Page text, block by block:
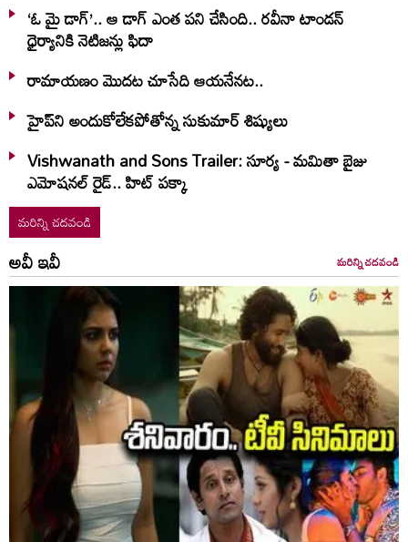
‘ఓ మై డాగ్’.. ఆ డాగ్ ఎంత పని చేసింది.. రవీనా టాండన్
ధైర్యానికి నెటిజన్లు ఫిదా
రామాయణం మొదట చూసేది ఆయనేనట..
హైప్‌ని అందుకోలేకపోతోన్న సుకుమార్ శిష్యులు
Vishwanath and Sons Trailer: సూర్య - మమితా బైజు
ఎమోషనల్ రైడ్.. హిట్ పక్కా
మరిన్ని చదవండి
అవీ ఇవీ మరిన్ని చదవండి